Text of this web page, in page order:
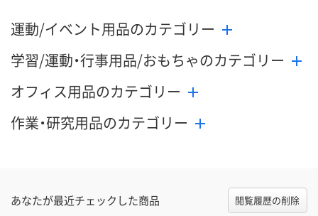
運動/イベント用品のカテゴリー
学習/運動・行事用品/おもちゃのカテゴリー
オフィス用品のカテゴリー
作業・研究用品のカテゴリー
あなたが最近チェックした商品 閲覧履歴の削除